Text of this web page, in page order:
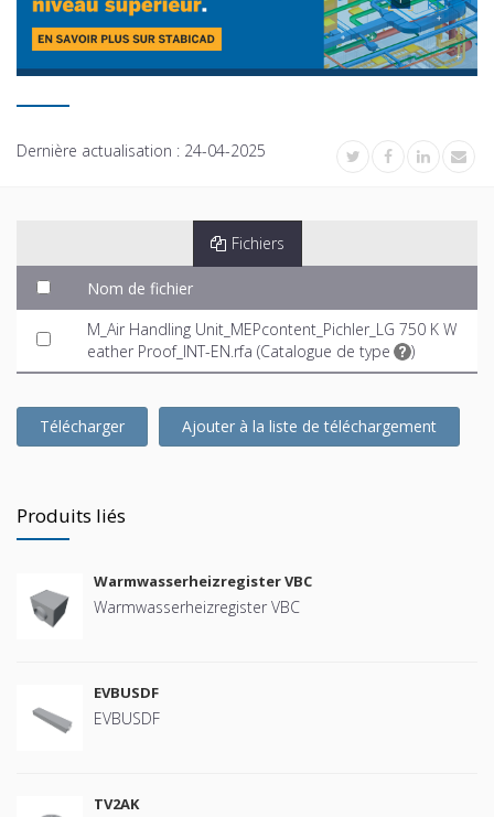
Dernière actualisation : 24-04-2025
Fichiers
Nom de fichier
M_Air Handling Unit_MEPcontent_Pichler_LG 750 K W
eather Proof_INT-EN.rfa (Catalogue de type )
Télécharger Ajouter à la liste de téléchargement
Produits liés
Warmwasserheizregister VBC
Warmwasserheizregister VBC
EVBUSDF
EVBUSDF
TV2AK